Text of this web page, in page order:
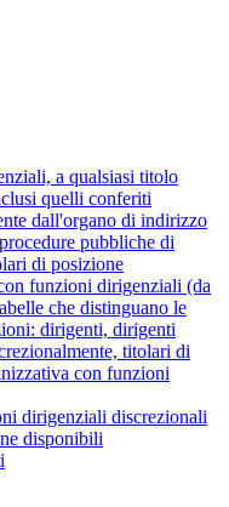
a qualsiasi titolo
quelli conferiti
dall'organo di indirizzo
pubbliche di
di posizione
funzioni dirigenziali (da
che distinguano le
dirigenti, dirigenti
titolari di
con funzioni
dirigenziali discrezionali
disponibili